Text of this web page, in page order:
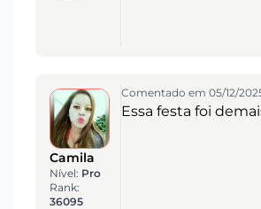
Camila
Nível: Pro
Rank:
36095
Comentado em 05/12/
Essa festa foi